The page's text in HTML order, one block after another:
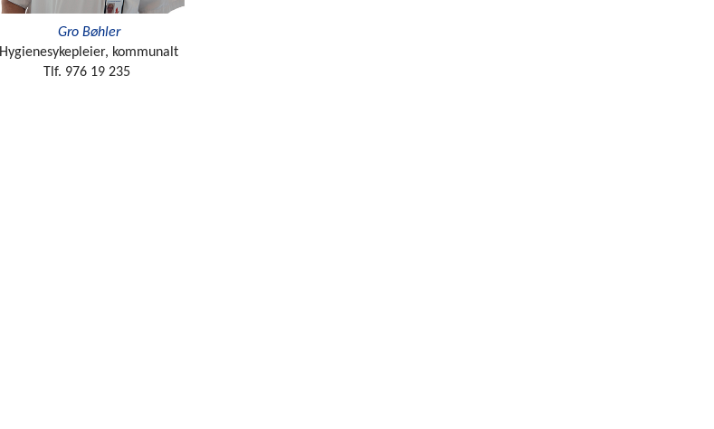
Gro Bøhler
Hygienesykepleier, kommunalt
Tlf. 976 19 235